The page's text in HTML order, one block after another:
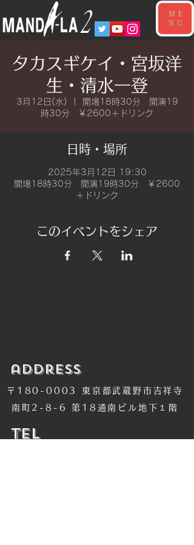
ME
NU
タカスギケイ・宮坂洋
生・清水一登
3月12日(水)
開場18時30分 開演19
時30分 ￥2600＋ドリンク
日時・場所
2025年3月12日 19:30
開場18時30分 開演19時30分 ￥2600
＋ドリンク
このイベントをシェア
​address
〒180-0003 東京都武蔵野市吉祥寺
南町2-8-6 第18通南ビル地下１階
​TEL